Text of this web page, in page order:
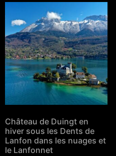
Château de Duingt en
hiver sous les Dents de
Lanfon dans les nuages et
le Lanfonnet